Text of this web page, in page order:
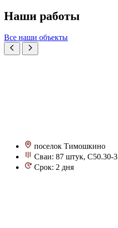
Наши работы
Все наши объекты
поселок Тимошкино
Сваи: 87 штук, С50.30-3
Срок: 2 дня